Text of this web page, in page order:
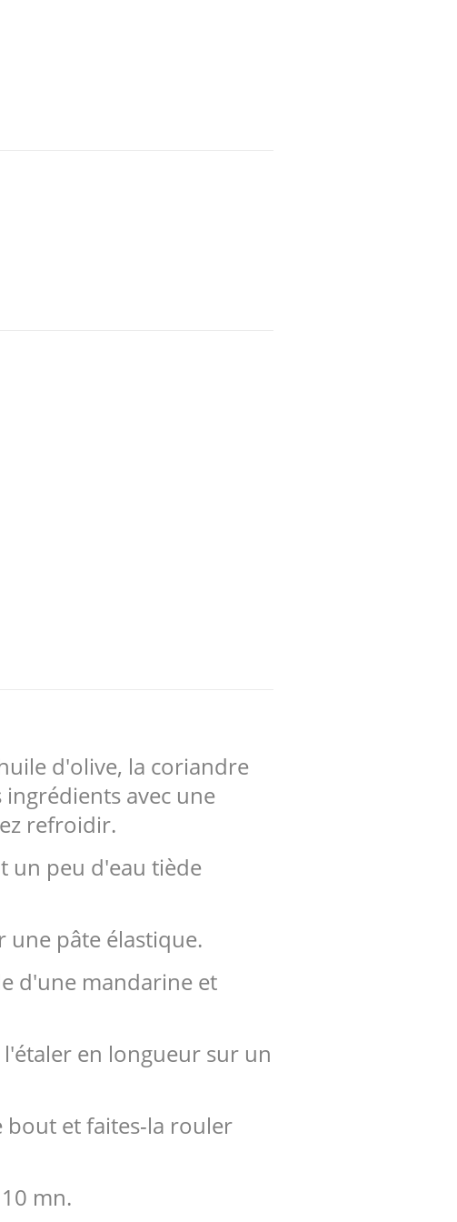
d'olive, la coriandre
ingrédients avec une
refroidir.
un peu d'eau tiède
pâte élastique.
d'une mandarine et
en longueur sur un
bout et faites-la rouler
mn.